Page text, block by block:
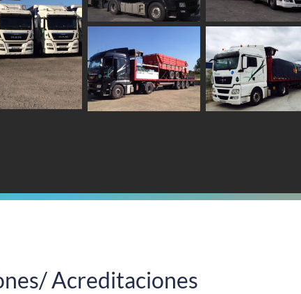
Acreditaciones